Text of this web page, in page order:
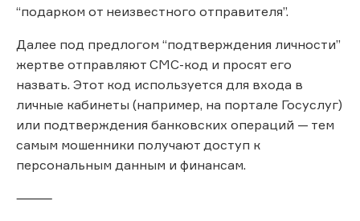
“подарком от неизвестного отправителя”.
Далее под предлогом “подтверждения личности”
жертве отправляют СМС-код и просят его
назвать. Этот код используется для входа в
личные кабинеты (например, на портале Госуслуг)
или подтверждения банковских операций — тем
самым мошенники получают доступ к
персональным данным и финансам.
⸻